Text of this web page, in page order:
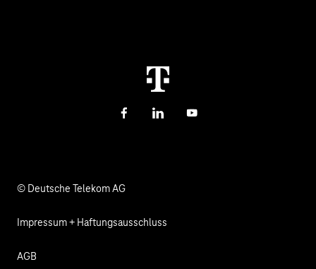
FacebookLinkedInYouTube
© Deutsche Telekom AG
Impressum + Haftungsausschluss
AGB